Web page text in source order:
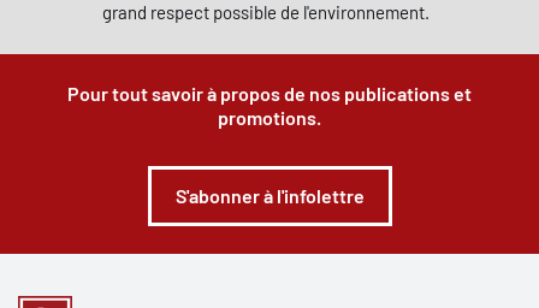
grand respect possible de l'environnement.
Pour tout savoir à propos de nos publications et
promotions.
S'abonner à l'infolettre